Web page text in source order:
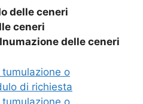
delle ceneri
ceneri
delle ceneri
o
di richiesta
o